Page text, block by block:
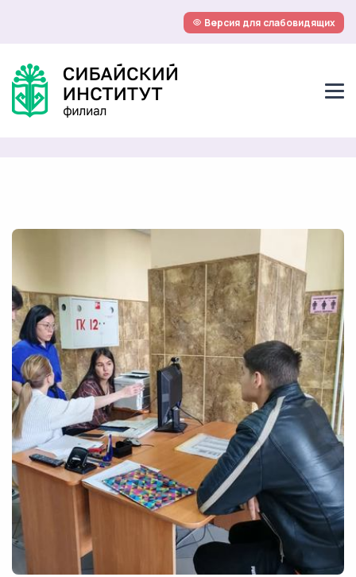
Версия для слабовидящих